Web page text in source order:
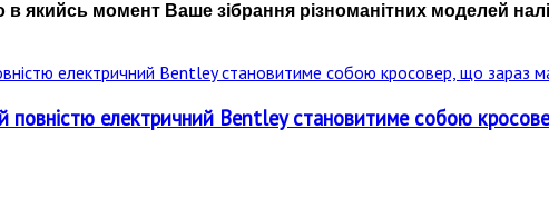
якийсь момент Ваше зібрання різноманітних моделей
електричний Bentley становитиме собою